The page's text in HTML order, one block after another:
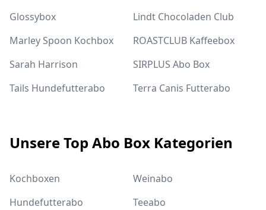
Glossybox
Lindt Chocoladen Club
Marley Spoon Kochbox
ROASTCLUB Kaffeebox
Sarah Harrison
SIRPLUS Abo Box
Tails Hundefutterabo
Terra Canis Futterabo
Unsere Top Abo Box Kategorien
Kochboxen
Weinabo
Hundefutterabo
Teeabo